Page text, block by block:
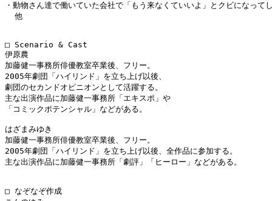
・動物さん達で働いていた会社で「もう来なくていいよ」とクビになって
  他
□ Scenario & Cast
伊原農
加藤健一事務所俳優教室卒業後、フリー。
2005年劇団「ハイリンド」を立ち上げ以後、
劇団のセカンドオピニオンとして活躍する。
主な出演作品に加藤健一事務所「エキスポ」や
「コミックポテンシャル」などがある。
はざまみゆき
加藤健一事務所俳優教室卒業後、フリー。
2005年劇団「ハイリンド」を立ち上げ以後、全作品に参加する。
主な出演作品に加藤健一事務所「劇評」「ヒーロー」などがある。
□ なぞなぞ作成